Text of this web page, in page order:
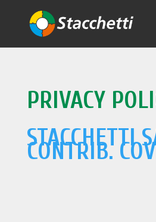
PRIVACY
STACCHETTI
CONTRIB.